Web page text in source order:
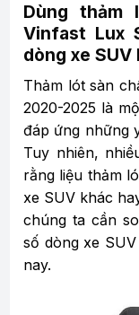
Dùng thảm
Vinfast Lux
dòng xe
Thảm lót sàn
2020-2025 là
đáp ứng những
Tuy nhiên,
rằng liệu thảm
xe SUV khác
chúng ta cần
số dòng xe
nay.